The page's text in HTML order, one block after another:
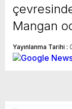
Web
edilemez.
Mangan
Yayınlanma Tarihi :